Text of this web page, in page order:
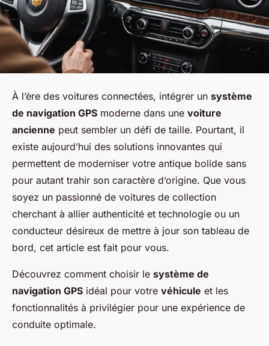
À l’ère des voitures connectées, intégrer un système
de navigation GPS moderne dans une voiture
ancienne peut sembler un défi de taille. Pourtant, il
existe aujourd’hui des solutions innovantes qui
permettent de moderniser votre antique bolide sans
pour autant trahir son caractère d’origine. Que vous
soyez un passionné de voitures de collection
cherchant à allier authenticité et technologie ou un
conducteur désireux de mettre à jour son tableau de
bord, cet article est fait pour vous.
Découvrez comment choisir le système de
navigation GPS idéal pour votre véhicule et les
fonctionnalités à privilégier pour une expérience de
conduite optimale.